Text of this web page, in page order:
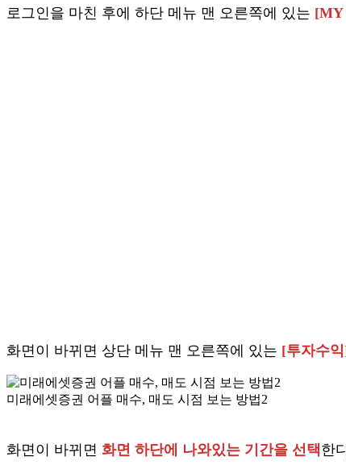
로그인을 마친 후에 하단 메뉴 맨 오른쪽에 있는 [MY
화면이 바뀌면 상단 메뉴 맨 오른쪽에 있는 [투자수
미래에셋증권 어플 매수, 매도 시점 보는 방법2
화면이 바뀌면 화면 하단에 나와있는 기간을 선택한